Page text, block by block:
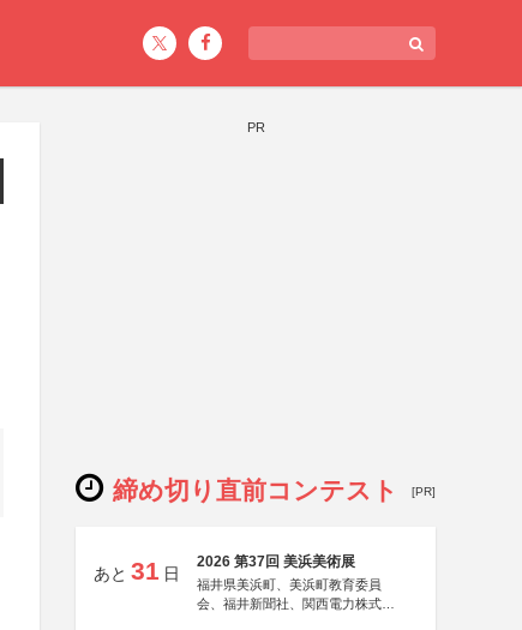
PR
締め切り直前コンテスト [PR]
あと 31 日
2026 第37回 美浜美術展
福井県美浜町、美浜町教育委員
会、福井新聞社、関西電力株式会